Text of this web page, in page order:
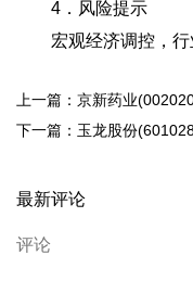
4．风险提示
宏观经济调控，行
上一篇：京新药业
下一篇：玉龙股份
最新评论